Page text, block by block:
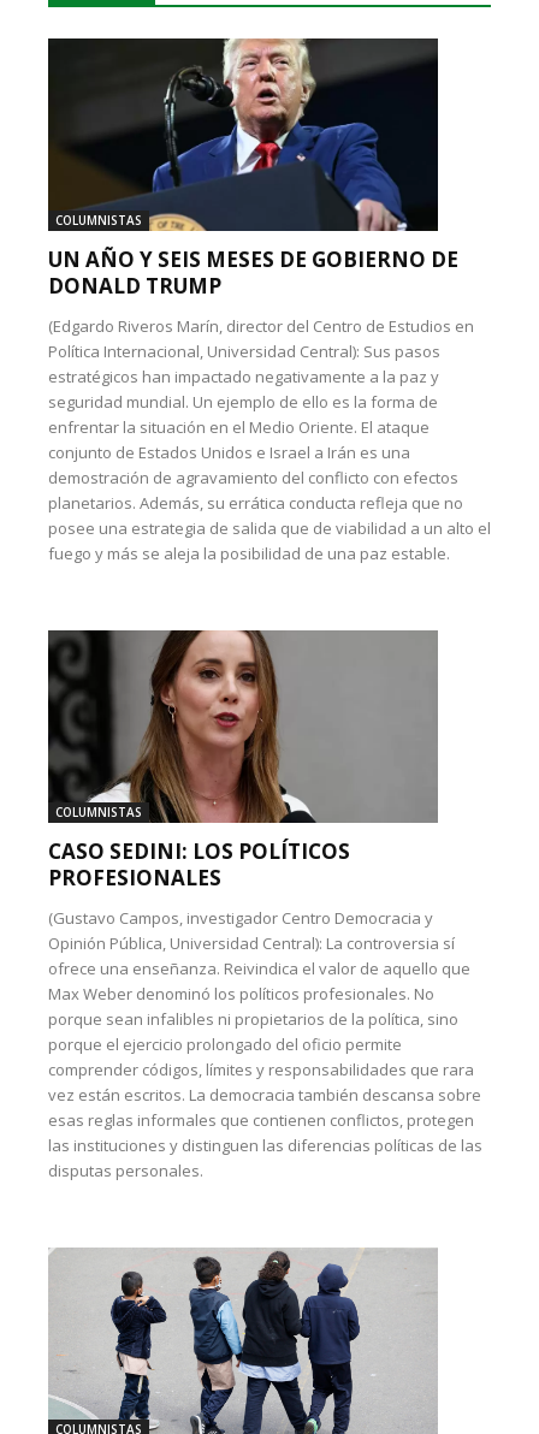
COLUMNISTAS
UN AÑO Y SEIS MESES DE GOBIERNO DE
DONALD TRUMP
(Edgardo Riveros Marín, director del Centro de Estudios en
Política Internacional, Universidad Central): Sus pasos
estratégicos han impactado negativamente a la paz y
seguridad mundial. Un ejemplo de ello es la forma de
enfrentar la situación en el Medio Oriente. El ataque
conjunto de Estados Unidos e Israel a Irán es una
demostración de agravamiento del conflicto con efectos
planetarios. Además, su errática conducta refleja que no
posee una estrategia de salida que de viabilidad a un alto el
fuego y más se aleja la posibilidad de una paz estable.
COLUMNISTAS
CASO SEDINI: LOS POLÍTICOS
PROFESIONALES
(Gustavo Campos, investigador Centro Democracia y
Opinión Pública, Universidad Central): La controversia sí
ofrece una enseñanza. Reivindica el valor de aquello que
Max Weber denominó los políticos profesionales. No
porque sean infalibles ni propietarios de la política, sino
porque el ejercicio prolongado del oficio permite
comprender códigos, límites y responsabilidades que rara
vez están escritos. La democracia también descansa sobre
esas reglas informales que contienen conflictos, protegen
las instituciones y distinguen las diferencias políticas de las
disputas personales.
COLUMNISTAS